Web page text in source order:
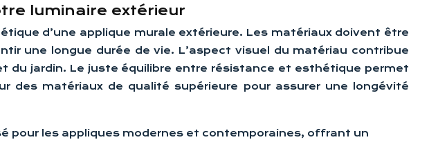
luminaire extérieur
d’une applique murale extérieure. Les matériaux doivent être
une longue durée de vie. L’aspect visuel du matériau contribue
du jardin. Le juste équilibre entre résistance et esthétique permet
matériaux de qualité supérieure pour assurer une longévité
pour les appliques modernes et contemporaines, offrant un